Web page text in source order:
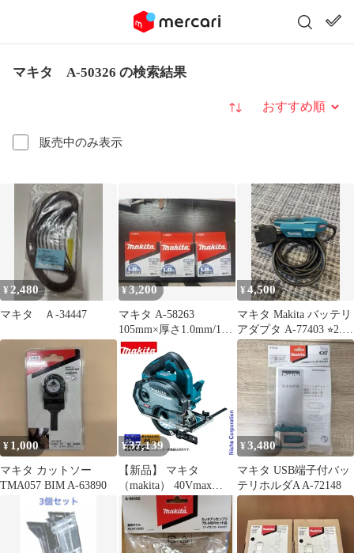
マキタ A-50326 の検索結果
販売中のみ表示
並び替え
¥ 2,480
マキタ Ａ-34447
¥3,200
マキタ A-58263
105mm×厚さ1.0mm/10
枚入 3セット
¥4,500
マキタ Makita バッテリ
アダプタ A-77403 ⭐︎2.3
回使用⭐︎
¥ 1,000
マキタ カットソー
TMA057 BIM A-63890
¥37,139
【新品】 マキタ
（makita） 40Vmax
125mm充電式チップソ
ーカッタ 本体のみ
CS003GZ
¥3,480
マキタ USB端子付バッ
テリホルダA A-72148